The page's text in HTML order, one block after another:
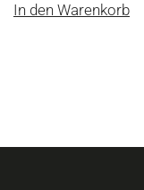
In den Warenkorb